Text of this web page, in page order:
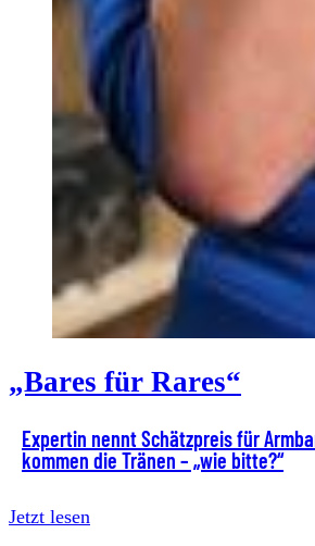
„Bares für Rares“
Expertin nennt Schätzpreis für
kommen die Tränen – „wie bitte?“
Jetzt lesen